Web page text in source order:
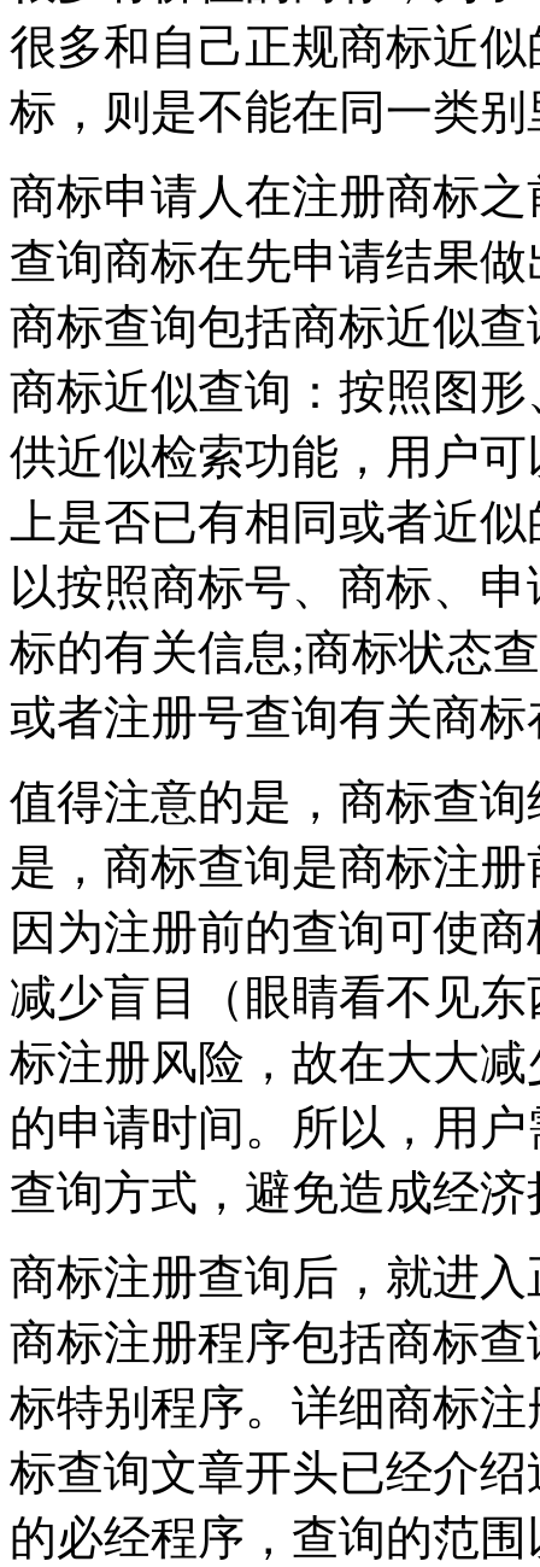
很多和自己正规商标近
标，则是不能在同一
商标申请人在注册商标
查询商标在先申请结果
商标查询包括商标近似
商标近似查询：按照图
供近似检索功能，用户
上是否已有相同或者近
以按照商标号、商标、
标的有关信息;商标状态
或者注册号查询有关
值得注意的是，商标查
是，商标查询是商标注
因为注册前的查询可使
减少盲目（眼睛看不见
标注册风险，故在大大
的申请时间。所以，用
查询方式，避免造成
商标注册查询后，就进
商标注册程序包括商标
标特别程序。详细商标
标查询文章开头已经介
的必经程序，查询的范